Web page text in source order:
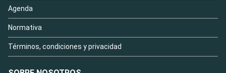
Agenda
Normativa
Términos, condiciones y privacidad